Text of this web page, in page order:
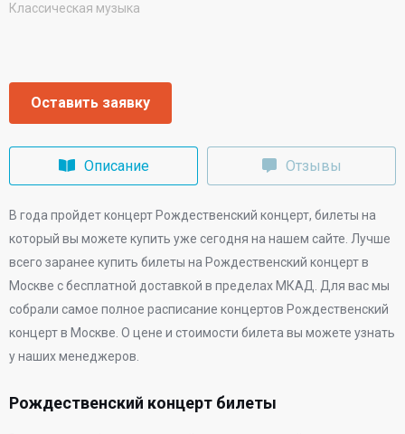
Классическая музыка
Оставить заявку
Описание Отзывы
В года пройдет концерт Рождественский концерт, билеты на
который вы можете купить уже сегодня на нашем сайте. Лучше
всего заранее купить билеты на Рождественский концерт в
Москве с бесплатной доставкой в пределах МКАД. Для вас мы
собрали самое полное расписание концертов Рождественский
концерт в Москве. О цене и стоимости билета вы можете узнать
у наших менеджеров.
Рождественский концерт билеты